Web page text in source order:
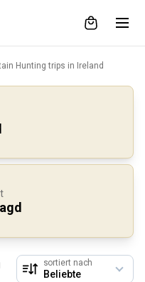
Hunting trips in Ireland
sortiert nach